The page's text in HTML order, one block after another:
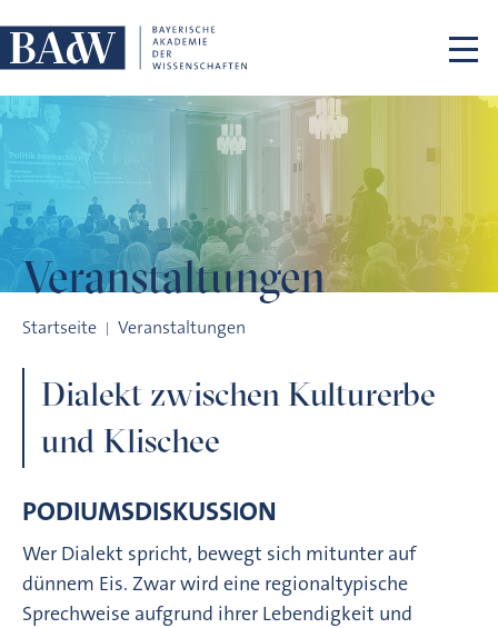
Veranstaltungen
Startseite Veranstaltungen
Dialekt zwischen Kulturerbe
und Klischee
PODIUMSDISKUSSION
Wer Dialekt spricht, bewegt sich mitunter auf
dünnem Eis. Zwar wird eine regionaltypische
Sprechweise aufgrund ihrer Lebendigkeit und